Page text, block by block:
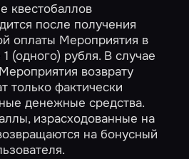
квестобаллов
после получения
оплаты Мероприятия в
(одного) рубля. В случае
возврату
только фактически
денежные средства.
израсходованные на
на бонусный